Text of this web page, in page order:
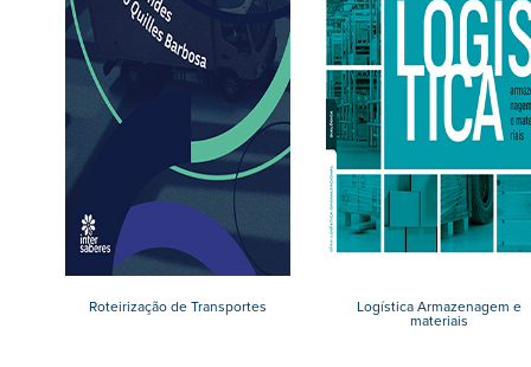
Roteirização de Transportes Logística Armazenagem e
materiais